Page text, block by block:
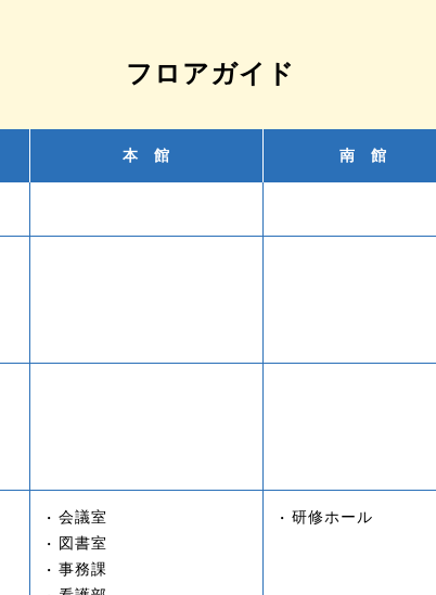
フロアガイド
本 館 南 館
会議室
図書室
事務課
研修ホール